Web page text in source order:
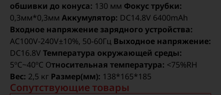
обшивки до конуса: 130 мм Фокус трубки:
0,3мм*0,3мм Аккумулятор: DC14.8V 6400mAh
Входное напряжение зарядного устройства:
AC100V-240V±10%, 50-60Гц Выходное напряжение:
DC16.8V Температура окружающей среды:
5ºC~40ºC Относительная температура: <75%RH
Вес: 2,5 кг Размер(мм): 138*165*185
Сопутствующие товары